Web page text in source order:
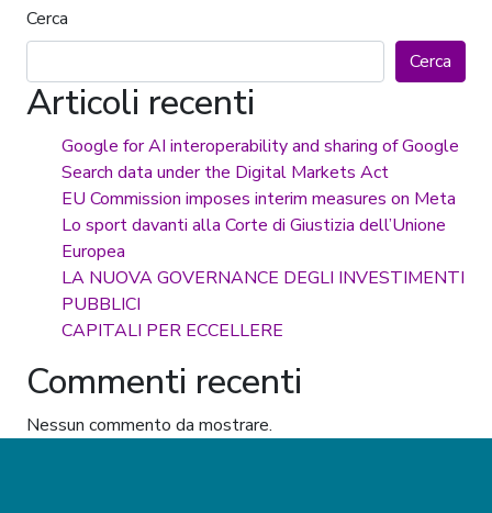
Cerca
Cerca
Articoli recenti
Google for AI interoperability and sharing of Google
Search data under the Digital Markets Act
EU Commission imposes interim measures on Meta
Lo sport davanti alla Corte di Giustizia dell’Unione
Europea
LA NUOVA GOVERNANCE DEGLI INVESTIMENTI
PUBBLICI
CAPITALI PER ECCELLERE
Commenti recenti
Nessun commento da mostrare.